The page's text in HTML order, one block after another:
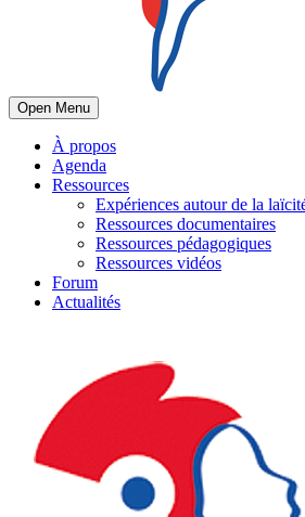
Open Menu
À propos
Agenda
Ressources
Expériences autour de la
Ressources documentaires
Ressources pédagogiques
Ressources vidéos
Forum
Actualités